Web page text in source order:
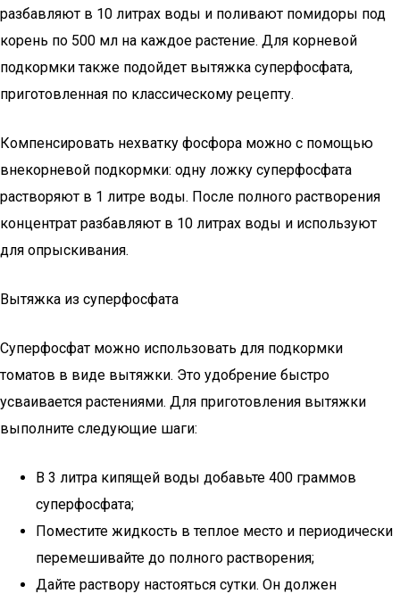
разбавляют в 10 литрах воды и поливают помидоры под
корень по 500 мл на каждое растение. Для корневой
подкормки также подойдет вытяжка суперфосфата,
приготовленная по классическому рецепту.
Компенсировать нехватку фосфора можно с помощью
внекорневой подкормки: одну ложку суперфосфата
растворяют в 1 литре воды. После полного растворения
концентрат разбавляют в 10 литрах воды и используют
для опрыскивания.
Вытяжка из суперфосфата
Суперфосфат можно использовать для подкормки
томатов в виде вытяжки. Это удобрение быстро
усваивается растениями. Для приготовления вытяжки
выполните следующие шаги:
В 3 литра кипящей воды добавьте 400 граммов
суперфосфата;
Поместите жидкость в теплое место и периодически
перемешивайте до полного растворения;
Дайте раствору настояться сутки. Он должен